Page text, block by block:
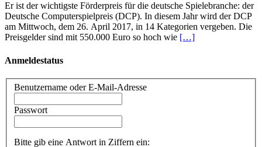
Er ist der wichtigste Förderpreis für die deutsche Spielebranche: der
Deutsche Computerspielpreis (DCP). In diesem Jahr wird der DCP
am Mittwoch, dem 26. April 2017, in 14 Kategorien vergeben. Die
Preisgelder sind mit 550.000 Euro so hoch wie […]
Anmeldestatus
Benutzername oder E-Mail-Adresse
Passwort
Bitte gib eine Antwort in Ziffern ein: